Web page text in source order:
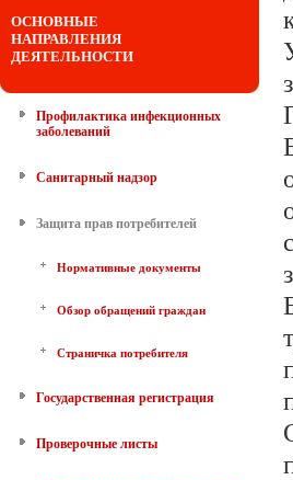
ОСНОВНЫЕ
НАПРАВЛЕНИЯ
ДЕЯТЕЛЬНОСТИ
Профилактика инфекционных
заболеваний
Санитарный надзор
Защита прав потребителей
Нормативные документы
Обзор обращений граждан
Страничка потребителя
Государственная регистрация
Проверочные листы